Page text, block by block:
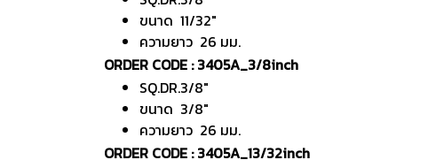
ขนาด 11/32"
ความยาว 26 มม.
ORDER CODE : 3405A_3/8inch
SQ.DR.3/8"
ขนาด 3/8"
ความยาว 26 มม.
ORDER CODE : 3405A_13/32inch